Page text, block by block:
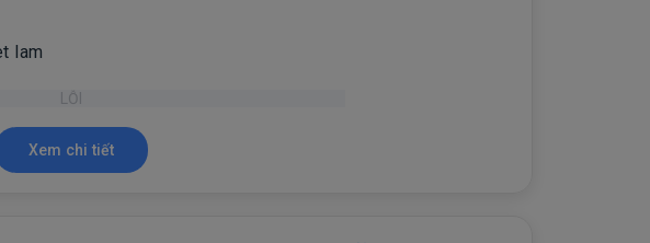
lam
LỖI
Xem chi tiết